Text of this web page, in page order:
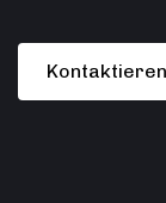
Kontaktieren